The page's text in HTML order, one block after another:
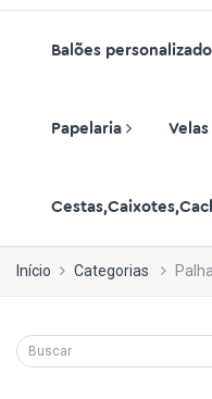
Balões
Papelaria Velas
Início Categorias Palha